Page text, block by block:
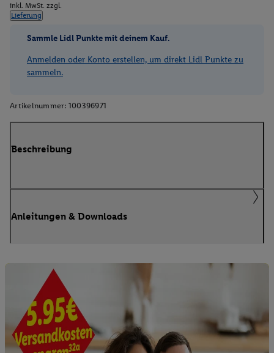
inkl. MwSt. zzgl.
Lieferung
Sammle Lidl Punkte mit deinem Kauf.
Anmelden oder Konto erstellen, um direkt Lidl Punkte zu
sammeln.
Artikelnummer: 100396971
Beschreibung
Anleitungen & Downloads